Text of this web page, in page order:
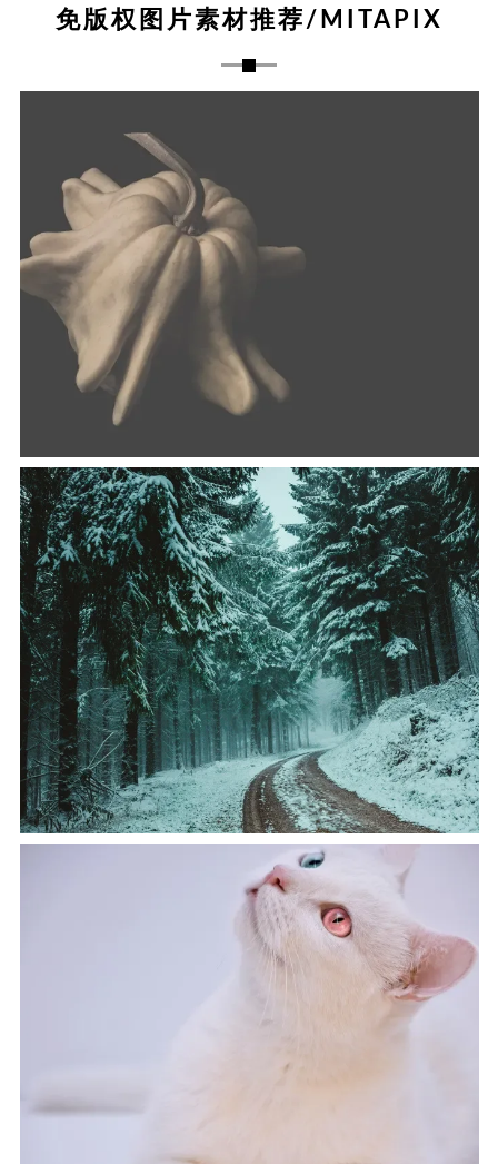
免版权图片素材推荐/MITAPIX